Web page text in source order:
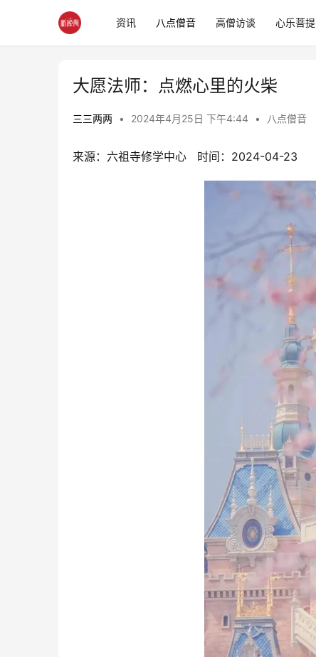
资讯 八点僧音 高僧访谈 心乐菩提
大愿法师：点燃心里的火柴
三三两两 • 2024年4月25日 下午4:44 • 八点僧音
来源：六祖寺修学中心   时间：2024-04-23